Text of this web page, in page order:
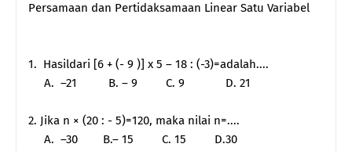
Persamaan dan Pertidaksamaan Linear Satu Variabel
1. Hasildari [6 + (- 9 )] x 5 – 18 : (-3)=adalah....
A. –21 B. – 9 C. 9 D. 21
2. Jika n × (20 : - 5)=120, maka nilai n=....
A. –30 B.– 15 C. 15 D.30